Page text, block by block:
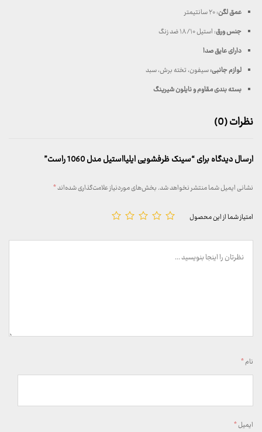
عمق لگن: ۲۰ سانتیمتر
جنس ورق: استیل ۱۸/۱۰ ضد زنگ
دارای عایق صدا
لوازم جانبی:سیفون، تخته برش، سبد
بسته بندی مقاوم و نایلون شیرینگ
نظرات (0)
ارسال دیدگاه برای “سینک ظرفشویی ایلیااستیل مدل 1060 راست”
نشانی ایمیل شما منتشر نخواهد شد.بخش‌های موردنیاز علامت‌گذاری شده‌اند*
امتیاز شما از این محصول
نام*
ایمیل*